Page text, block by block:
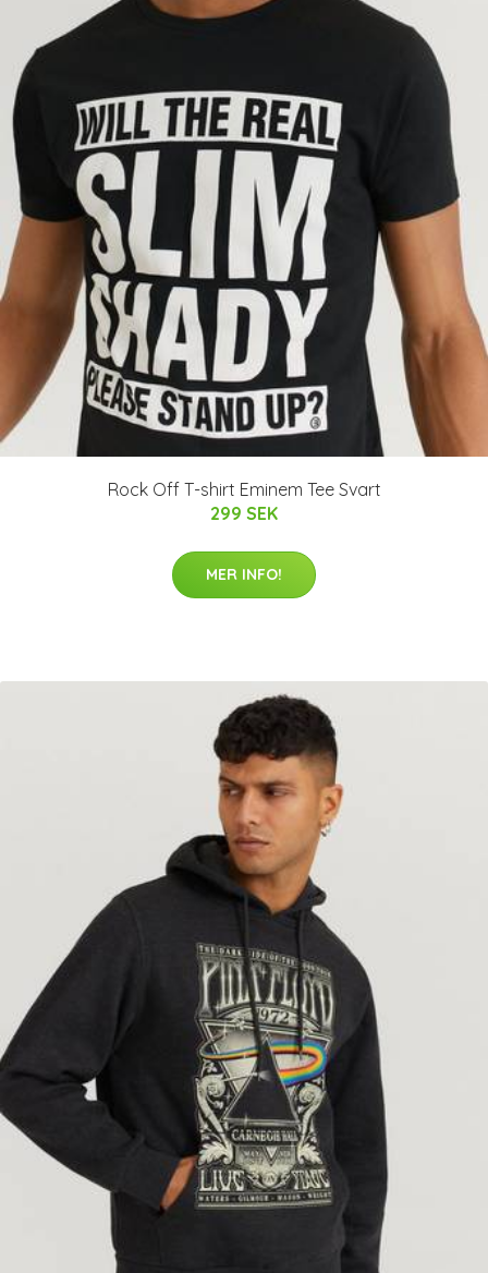
Rock Off T-shirt Eminem Tee Svart
299 SEK
MER INFO!